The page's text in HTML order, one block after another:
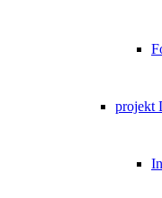
projekt